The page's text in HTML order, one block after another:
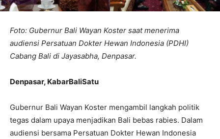
Foto: Gubernur Bali Wayan Koster saat menerima
audiensi Persatuan Dokter Hewan Indonesia (PDHI)
Cabang Bali di Jayasabha, Denpasar.
Denpasar, KabarBaliSatu
Gubernur Bali Wayan Koster mengambil langkah politik
tegas dalam upaya menjadikan Bali bebas rabies. Dalam
audiensi bersama Persatuan Dokter Hewan Indonesia